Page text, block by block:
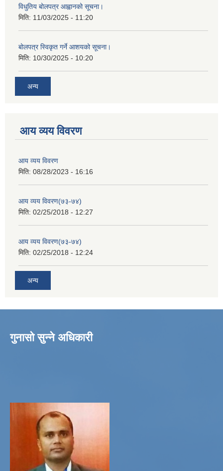
विधुतिय बोलपत्र आह्वानको सूचना।
मिति: 11/03/2025 - 11:20
बोलपत्र स्विकृत गर्ने आशयको सूचना।
मिति: 10/30/2025 - 10:20
अन्य
आय व्यय विवरण
आय व्यय विवरण
मिति: 08/28/2023 - 16:16
आय व्यय विवरण(७३-७४)
मिति: 02/25/2018 - 12:27
आय व्यय विवरण(७३-७४)
मिति: 02/25/2018 - 12:24
अन्य
गुनासो सुन्ने अधिकारी